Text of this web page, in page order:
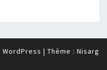
WordPress | Thème : Nisarg